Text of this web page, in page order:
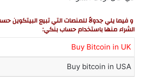
و فيما يلي جدولاً للمنصات التي تبيع البيتكوين
الشراء منها باستخدام حساب بنكي:
Buy Bitcoin in UK
Buy bitcoin in USA